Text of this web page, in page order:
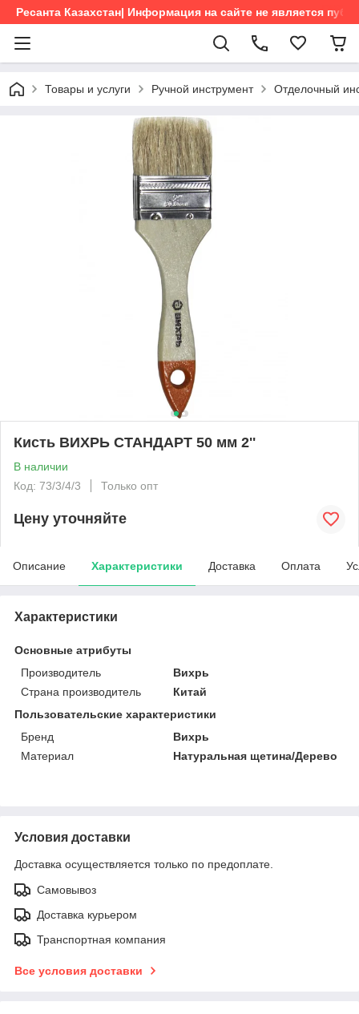
Ресанта Казахстан| Информация на сайте не является
Товары и услуги Ручной инструмент Отделочный
Кисть ВИХРЬ СТАНДАРТ 50 мм 2''
В наличии
Код: 73/3/4/3
Только опт
Цену уточняйте
Описание Характеристики Доставка Оплата
Характеристики
Основные атрибуты
Производитель
Вихрь
Страна производитель
Китай
Пользовательские характеристики
Бренд
Вихрь
Материал
Натуральная щетина/Дерево
Условия доставки
Доставка осуществляется только по предоплате.
Самовывоз
Доставка курьером
Транспортная компания
Все условия доставки